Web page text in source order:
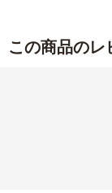
この商品のレ